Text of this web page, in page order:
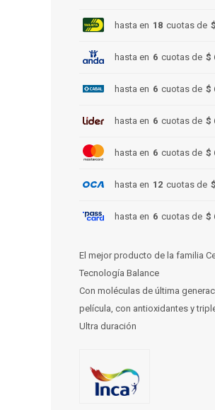
hasta en 18 cuotas de
hasta en 6 cuotas de $
hasta en 6 cuotas de $
hasta en 6 cuotas de $
hasta en 6 cuotas de $
hasta en 12 cuotas de
hasta en 6 cuotas de $
El mejor producto de la familia
Tecnología Balance
Con moléculas de última
película, con antioxidantes y
Ultra duración